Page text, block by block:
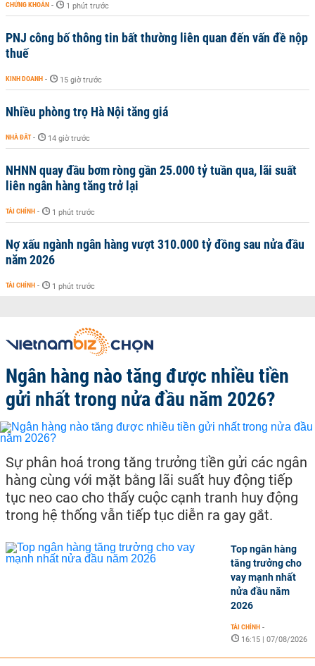
CHỨNG KHOÁN - 1 phút trước
PNJ công bố thông tin bất thường liên quan đến vấn đề nộp
thuế
KINH DOANH - 15 giờ trước
Nhiều phòng trọ Hà Nội tăng giá
NHÀ ĐẤT - 14 giờ trước
NHNN quay đầu bơm ròng gần 25.000 tỷ tuần qua, lãi suất
liên ngân hàng tăng trở lại
TÀI CHÍNH - 1 phút trước
Nợ xấu ngành ngân hàng vượt 310.000 tỷ đồng sau nửa đầu
năm 2026
TÀI CHÍNH - 1 phút trước
Ngân hàng nào tăng được nhiều tiền
gửi nhất trong nửa đầu năm 2026?
Sự phân hoá trong tăng trưởng tiền gửi các ngân
hàng cùng với mặt bằng lãi suất huy động tiếp
tục neo cao cho thấy cuộc cạnh tranh huy động
trong hệ thống vẫn tiếp tục diễn ra gay gắt.
Top ngân hàng
tăng trưởng cho
vay mạnh nhất
nửa đầu năm
2026
TÀI CHÍNH -
16:15 | 07/08/2026